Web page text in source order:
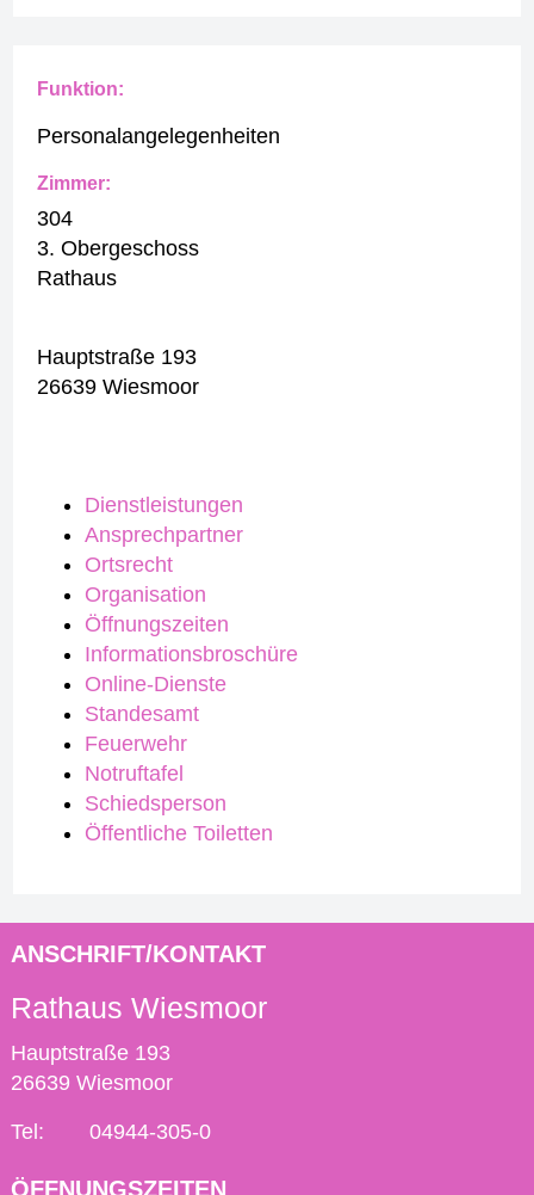
Dienstleistungen
Ansprechpartner
Ortsrecht
Organisation
Öffnungszeiten
Informationsbroschüre
Online-Dienste
Standesamt
Feuerwehr
Notruftafel
Schiedsperson
Öffentliche Toiletten
Funktion:
Personalangelegenheiten
Zimmer:
304
3. Obergeschoss
Rathaus
Hauptstraße 193
26639 Wiesmoor
ANSCHRIFT/KONTAKT
Rathaus Wiesmoor
Hauptstraße 193
26639 Wiesmoor
Tel: 04944-305-0
ÖFFNUNGSZEITEN